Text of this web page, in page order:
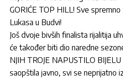
GORIĆE TOP HILL! Sve
Lukasa u Budvi!
Još dvoje bivših finalista rijalitija
će također biti dio naredne
NJIH TROJE NAPUSTILO
saopštila javno, svi se neprijatno